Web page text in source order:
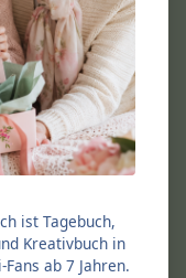
bieten
ist Tagebuch,
Kreativbuch in
ab 7 Jahren.